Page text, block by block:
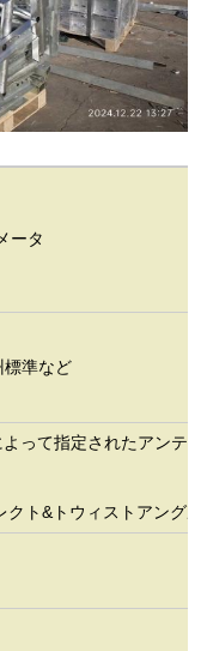
ータ
標準など
って指定されたアンテ
クト&トウィストアング